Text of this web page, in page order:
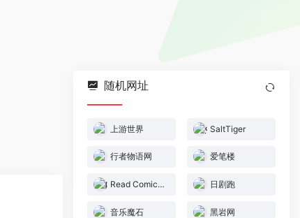
随机网址
上游世界 SaltTiger
行者物语网 爱笔楼
Read Comics Online 日剧跑
音乐魔石 黑岩网